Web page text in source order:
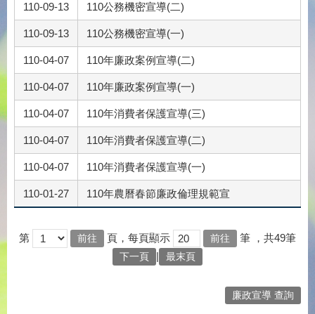
110-09-13 110公務機密宣導(二)
110-09-13 110公務機密宣導(一)
110-04-07 110年廉政案例宣導(二)
110-04-07 110年廉政案例宣導(一)
110-04-07 110年消費者保護宣導(三)
110-04-07 110年消費者保護宣導(二)
110-04-07 110年消費者保護宣導(一)
110-01-27 110年農曆春節廉政倫理規範宣
第 頁，每頁顯示 筆 ，共49筆
下一頁 | 最末頁
廉政宣導 查詢